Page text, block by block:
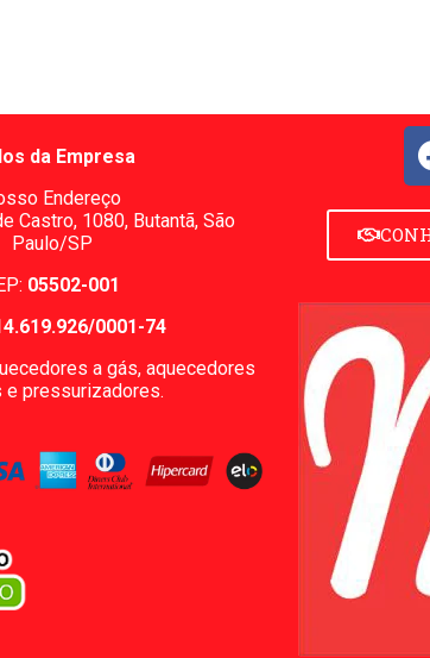
da Empresa
Endereço
Castro, 1080, Butantã, São
Paulo/SP
05502-001
0001-74
a gás, aquecedores
e pressurizadores.